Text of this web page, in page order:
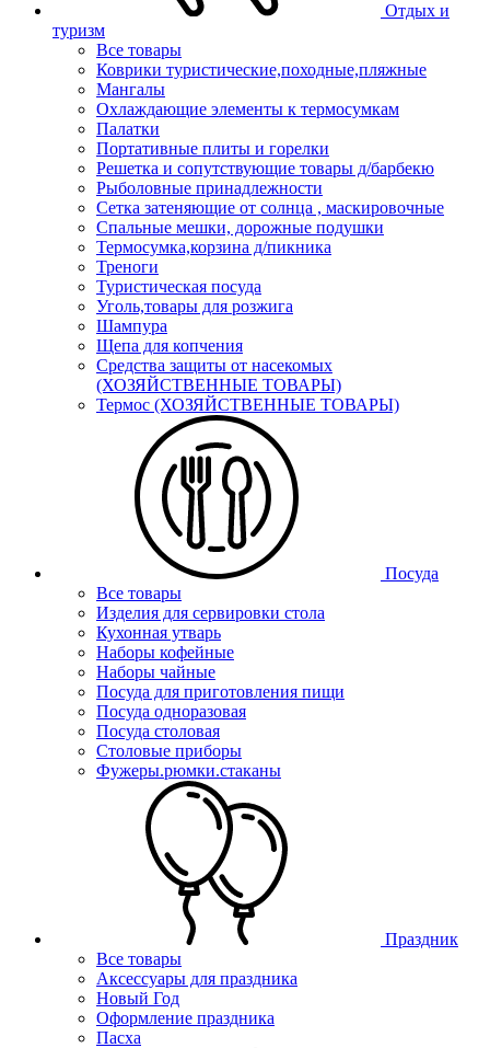
Отдых и
туризм
Все товары
Коврики туристические,походные,пляжные
Мангалы
Охлаждающие элементы к термосумкам
Палатки
Портативные плиты и горелки
Решетка и сопутствующие товары д/барбекю
Рыболовные принадлежности
Сетка затеняющие от солнца , маскировочные
Спальные мешки, дорожные подушки
Термосумка,корзина д/пикника
Треноги
Туристическая посуда
Уголь,товары для розжига
Шампура
Щепа для копчения
Средства защиты от насекомых
(ХОЗЯЙСТВЕННЫЕ ТОВАРЫ)
Термос (ХОЗЯЙСТВЕННЫЕ ТОВАРЫ)
Посуда
Все товары
Изделия для сервировки стола
Кухонная утварь
Наборы кофейные
Наборы чайные
Посуда для приготовления пищи
Посуда одноразовая
Посуда столовая
Столовые приборы
Фужеры.рюмки.стаканы
Праздник
Все товары
Аксессуары для праздника
Новый Год
Оформление праздника
Пасха